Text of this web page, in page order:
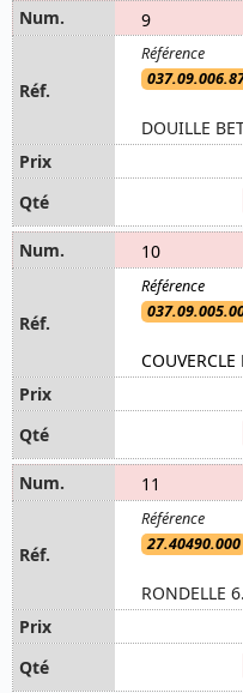
9
DOUILLE
10
11
27.40490.000
RONDELLE